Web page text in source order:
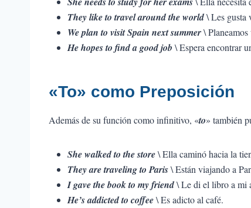
They like to travel around the world\ Les gusta
We plan to visit Spain next summer\
He hopes to find a good job \ Espera encontrar
«To» como Preposición
Además de su función como infinitivo, «to» también
She walked to the store\ Ella caminó hacia la
They are traveling to Paris\ Están viajando a
I gave the book to my friend\ Le di el libro a mi
He’s addicted to coffee\ Es adicto al café.